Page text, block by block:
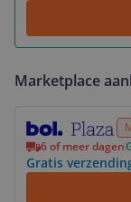
Marketplace
6 of meer dagen
Gratis